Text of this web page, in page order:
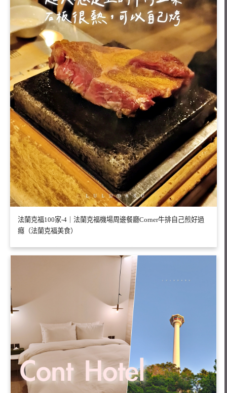
法蘭克福100家-4｜法蘭克福機場周邊餐廳Corner牛排自己煎好過
癮（法蘭克福美食）